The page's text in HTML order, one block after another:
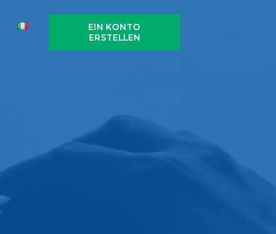
EIN KONTO
ERSTELLEN